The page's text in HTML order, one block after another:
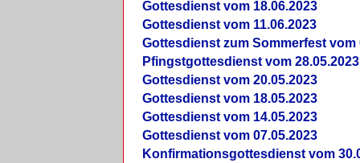
Gottesdienst vom 18.06.2023
Gottesdienst vom 11.06.2023
Gottesdienst zum Sommerfest vom
Pfingstgottesdienst vom 28.05.2023
Gottesdienst vom 20.05.2023
Gottesdienst vom 18.05.2023
Gottesdienst vom 14.05.2023
Gottesdienst vom 07.05.2023
Konfirmationsgottesdienst vom